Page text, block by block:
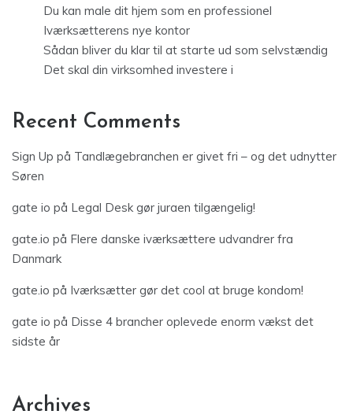
Du kan male dit hjem som en professionel
Iværksætterens nye kontor
Sådan bliver du klar til at starte ud som selvstændig
Det skal din virksomhed investere i
Recent Comments
Sign Up på Tandlægebranchen er givet fri – og det udnytter
Søren
gate io på Legal Desk gør juraen tilgængelig!
gate.io på Flere danske iværksættere udvandrer fra
Danmark
gate.io på Iværksætter gør det cool at bruge kondom!
gate io på Disse 4 brancher oplevede enorm vækst det
sidste år
Archives